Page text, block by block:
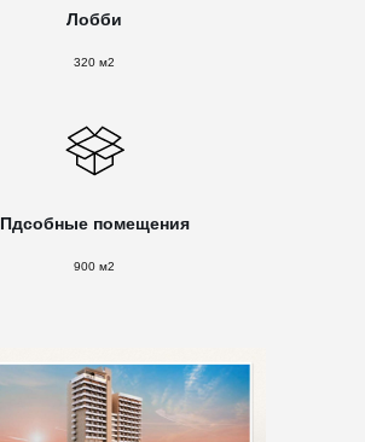
Лобби
320 м2
Пдсобные помещения
900 м2